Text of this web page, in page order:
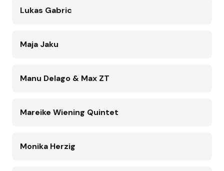
Lukas Gabric
Maja Jaku
Manu Delago & Max ZT
Mareike Wiening Quintet
Monika Herzig